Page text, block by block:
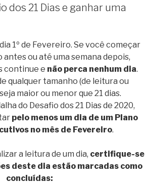
dos 21 Dias e ganhar uma
1º de Fevereiro. Se você começar
antes ou até uma semana depois,
continue e não perca nenhum dia.
qualquer tamanho (de leitura ou
maior ou menor que 21 dias.
do Desafio dos 21 Dias de 2020,
pelo menos um dia de um Plano
no mês de Fevereiro.
a leitura de um dia, certifique-se
deste dia estão marcadas como
concluídas: